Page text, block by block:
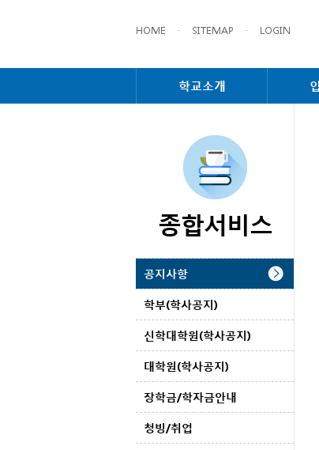
HOME · SITEMAP · LOGIN
학교소개
종합서비스
공지사항
학부(학사공지)
신학대학원(학사공지)
대학원(학사공지)
장학금/학자금안내
청빙/취업